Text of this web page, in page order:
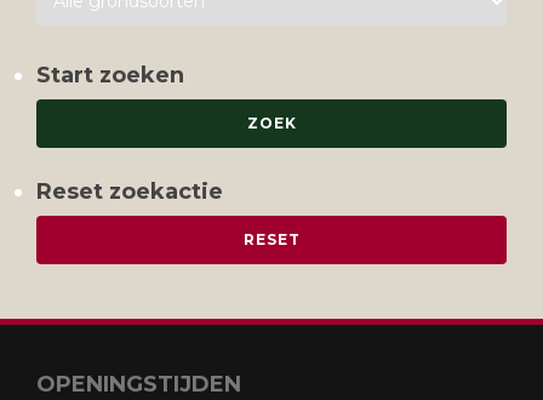
Start zoeken
Reset zoekactie
OPENINGSTIJDEN